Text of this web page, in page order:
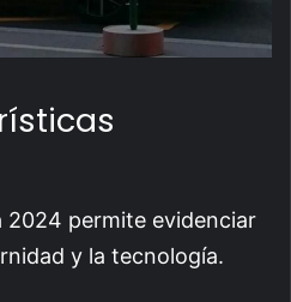
2024 permite evidenciar
y la tecnología.